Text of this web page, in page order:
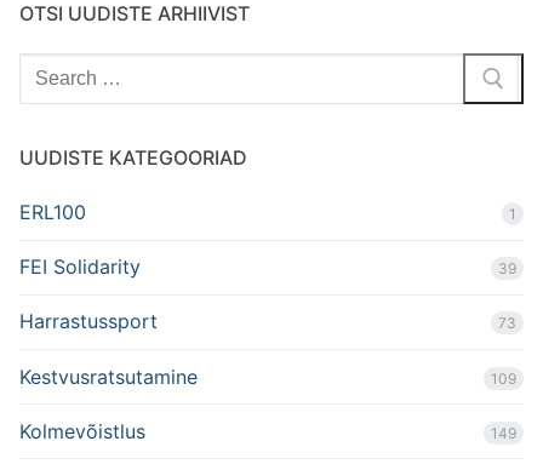
OTSI UUDISTE ARHIIVIST
Search
for:
UUDISTE KATEGOORIAD
ERL100 1
FEI Solidarity 39
Harrastussport 73
Kestvusratsutamine 109
Kolmevõistlus 149